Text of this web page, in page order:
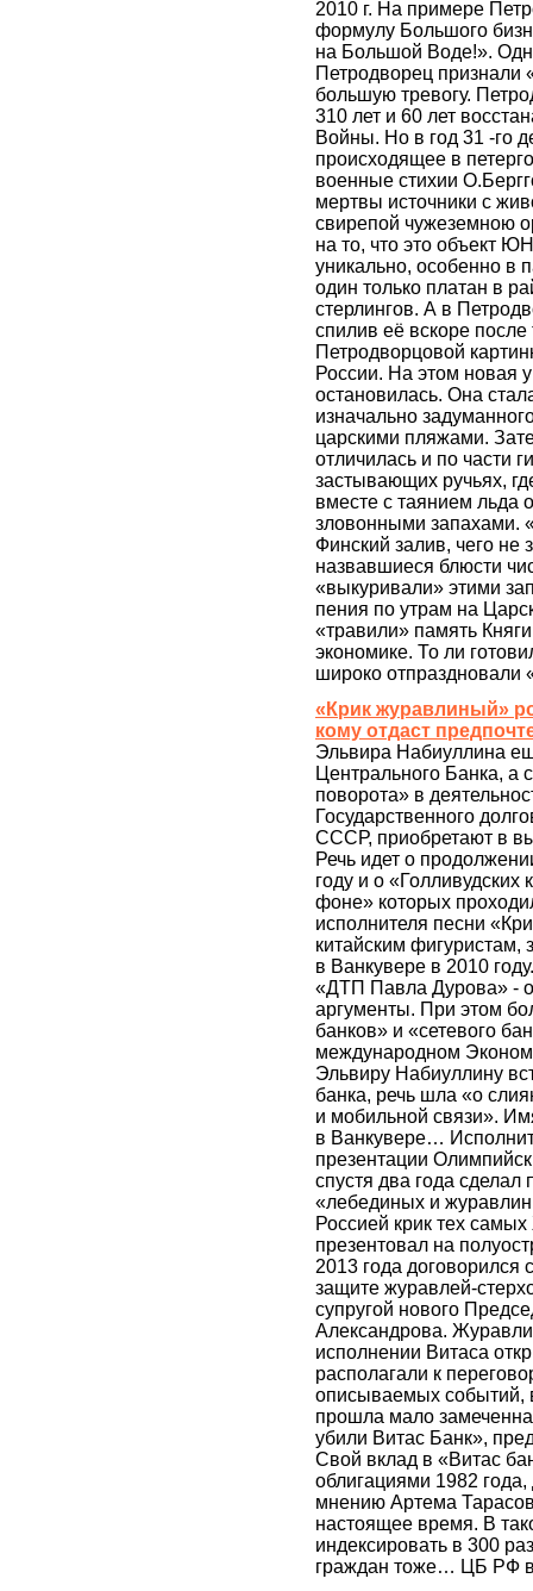
2010 г. На примере
формулу Большого
на Большой Воде!».
Петродворец признали
большую тревогу.
310 лет и 60 лет
Войны. Но в год 31 -го
происходящее в
военные стихии
мертвы источники с
свирепой чужеземною
на то, что это объект
уникально, особенно в
один только платан в
стерлингов. А в
спилив её вскоре
Петродворцовой
России. На этом новая
остановилась. Она
изначально
царскими пляжами.
отличилась и по части
застывающих ручьях,
вместе с таянием льда
зловонными запахами.
Финский залив, чего не
назвавшиеся блюсти
«выкуривали» этими
пения по утрам на
«травили» память
экономике. То ли
широко отпраздновали
«Крик журавлиный»
кому отдаст
Эльвира Набиуллина
Центрального Банка, а
поворота» в
Государственного
СССР, приобретают в
Речь идет о
году и о «Голливудских
фоне» которых
исполнителя песни
китайским
в Ванкувере в 2010
«ДТП Павла Дурова» -
аргументы. При этом
банков» и «сетевого
международном
Эльвиру Набиуллину
банка, речь шла «о
и мобильной связи».
в Ванкувере…
презентации
спустя два года
«лебединых и
Россией крик тех
презентовал на
2013 года
защите журавлей-
супругой нового
Александрова.
исполнении Витаса
располагали к
описываемых событий,
прошла мало
убили Витас Банк»,
Свой вклад в «Витас
облигациями 1982
мнению Артема
настоящее время. В
индексировать в 300
граждан тоже… ЦБ РФ